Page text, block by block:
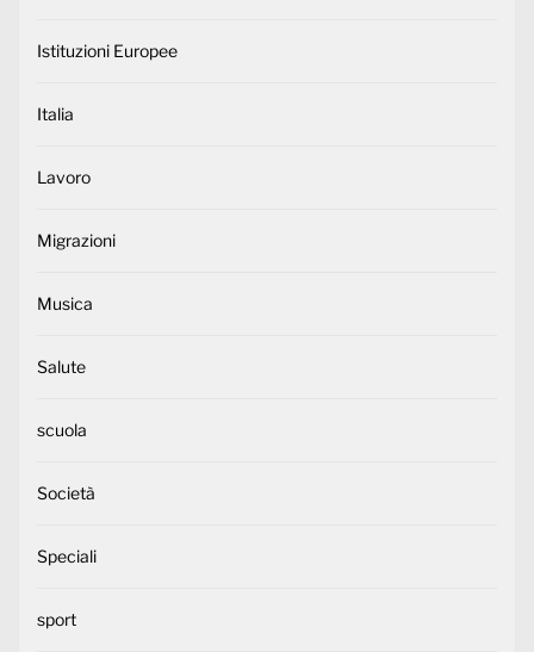
Istituzioni Europee
Italia
Lavoro
Migrazioni
Musica
Salute
scuola
Società
Speciali
sport